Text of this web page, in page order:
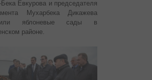
Евкурова и председателя
Мухарбека Дикажева
яблоневые сады в
районе.